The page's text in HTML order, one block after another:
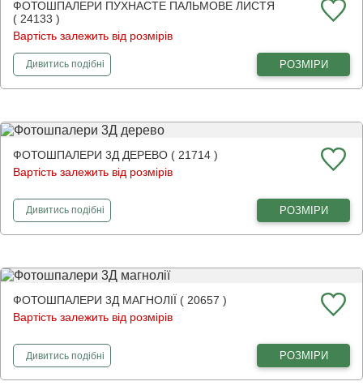
ФОТОШПАЛЕРИ ПУХНАСТЕ ПАЛЬМОВЕ ЛИСТЯ
( 24133 )
Вартість залежить від розмірів
Дивитисьфотошпалери
подібні РОЗМІРИ
ФОТОШПАЛЕРИ 3Д ДЕРЕВО ( 21714 )
Вартість залежить від розмірів
Дивитисьфотошпалери
подібні РОЗМІРИ
ФОТОШПАЛЕРИ 3Д МАГНОЛІЇ ( 20657 )
Вартість залежить від розмірів
Дивитисьфотошпалери
подібні РОЗМІРИ